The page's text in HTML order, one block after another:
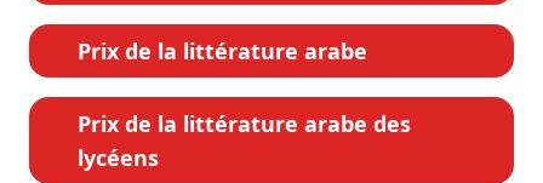
Prix de la littérature arabe
Prix de la littérature arabe des
lycéens